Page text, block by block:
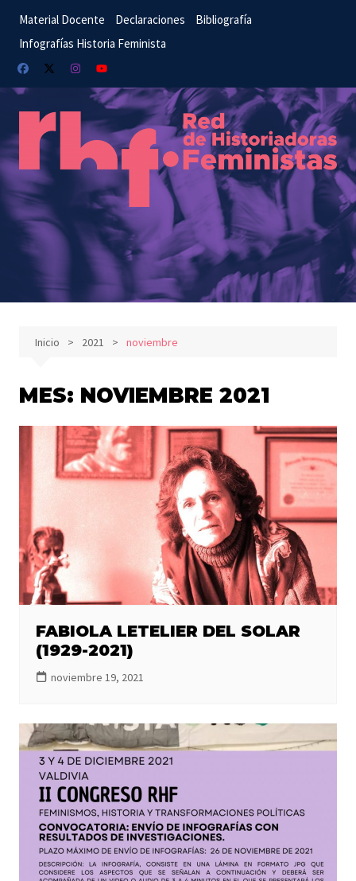
contenido
Material Docente Declaraciones
Bibliografía
Infografías Historia Feminista
Inicio 2021 noviembre
MES: NOVIEMBRE 2021
FABIOLA LETELIER DEL SOLAR
(1929-2021)
noviembre 19, 2021